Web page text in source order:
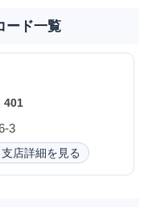
ード一覧
401
3
店詳細を見る